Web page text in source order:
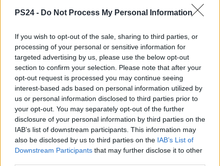
PS24 - Do Not Process My Personal Information
If you wish to opt-out of the sale, sharing to third parties, or
processing of your personal or sensitive information for
targeted advertising by us, please use the below opt-out
section to confirm your selection. Please note that after your
opt-out request is processed you may continue seeing
interest-based ads based on personal information utilized by
us or personal information disclosed to third parties prior to
your opt-out. You may separately opt-out of the further
disclosure of your personal information by third parties on the
IAB’s list of downstream participants. This information may
also be disclosed by us to third parties on the IAB’s List of
Downstream Participants that may further disclose it to other